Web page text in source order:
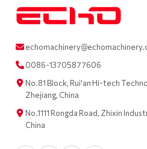
0086-13705877606
No.81 Block, Rui'an Hi-tech
Zhejiang, China
No.1111 Rongda Road, Zhixin
China